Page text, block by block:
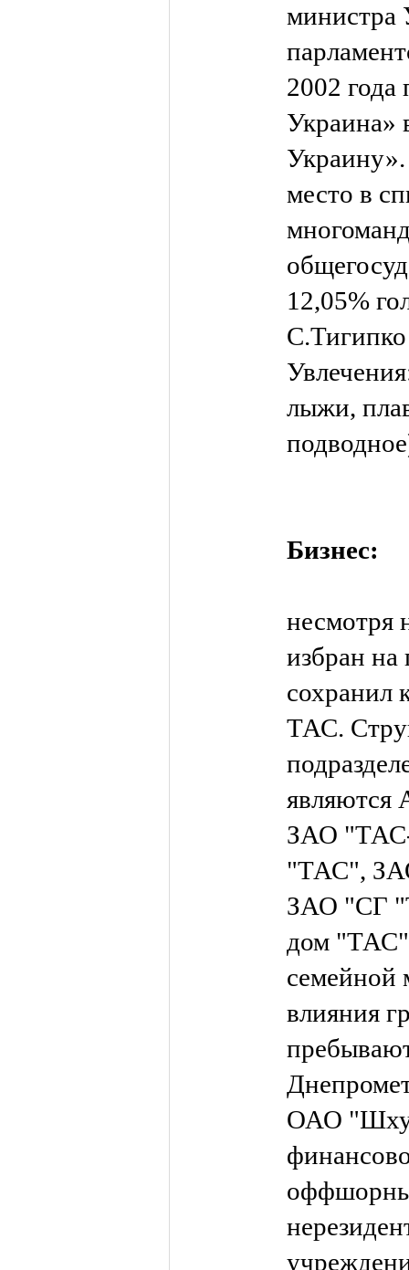
министра
2002 года
Украина»
место в
12,05%
лыжи,
Бизнес:
несмотря
избран на
сохранил
ТАС.
ЗАО
"ТАС",
ЗАО "СГ
дом
семейной
влияния
ОАО